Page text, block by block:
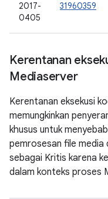
2017-
0405
31960359
Kerentanan
Mediaserver
Kerentanan eksekusi
memungkinkan
khusus untuk
pemrosesan file media
sebagai Kritis karena
dalam konteks proses